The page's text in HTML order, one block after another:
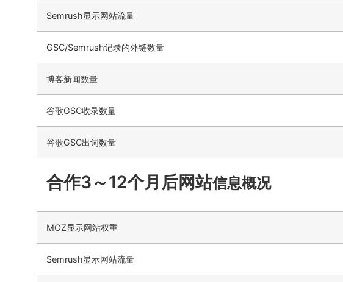
Semrush显示网站流量
GSC/Semrush记录的外链数量
博客新闻数量
谷歌GSC收录数量
谷歌GSC出词数量
合作3～12个月后网站信息概况
MOZ显示网站权重
Semrush显示网站流量